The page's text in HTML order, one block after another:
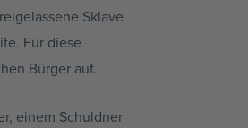
Sklave
Für diese
Bürger auf.
einem Schuldner